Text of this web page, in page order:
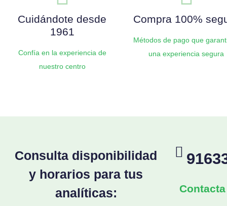
Cuidándote desde
1961
Confía en la experiencia de
nuestro centro
Compra 100%
Métodos de pago que
una experiencia segura
Consulta disponibilidad
y horarios para tus
analíticas: